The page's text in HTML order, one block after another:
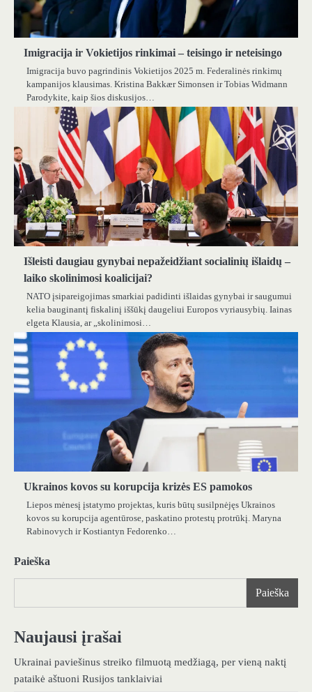
Imigracija ir Vokietijos rinkimai – teisingo ir neteisingo
Imigracija buvo pagrindinis Vokietijos 2025 m. Federalinės rinkimų
kampanijos klausimas. Kristina Bakkær Simonsen ir Tobias Widmann
Parodykite, kaip šios diskusijos…
Išleisti daugiau gynybai nepažeidžiant socialinių išlaidų –
laiko skolinimosi koalicijai?
NATO įsipareigojimas smarkiai padidinti išlaidas gynybai ir saugumui
kelia bauginantį fiskalinį iššūkį daugeliui Europos vyriausybių. Iainas
elgeta Klausia, ar „skolinimosi…
Ukrainos kovos su korupcija krizės ES pamokos
Liepos mėnesį įstatymo projektas, kuris būtų susilpnėjęs Ukrainos
kovos su korupcija agentūrose, paskatino protestų protrūkį. Maryna
Rabinovych ir Kostiantyn Fedorenko…
Paieška
Paieška
Naujausi įrašai
Ukrainai paviešinus streiko filmuotą medžiagą, per vieną naktį
pataikė aštuoni Rusijos tanklaiviai